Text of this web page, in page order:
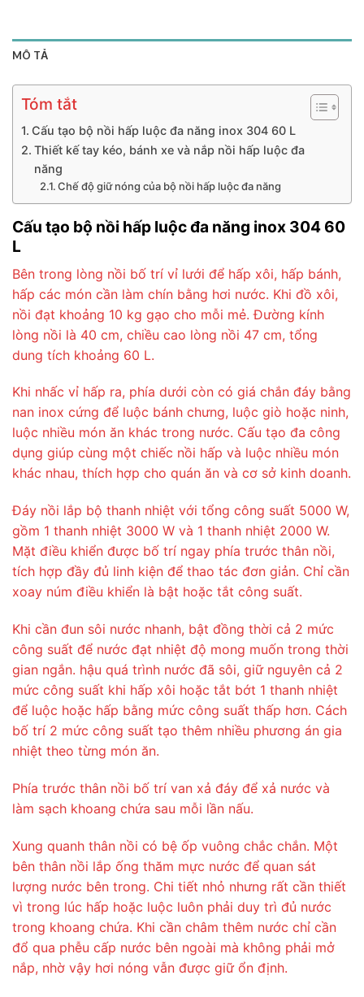
MÔ TẢ
Tóm tắt
Cấu tạo bộ nồi hấp luộc đa năng inox 304 60 L
Thiết kế tay kéo, bánh xe và nắp nồi hấp luộc đa
năng
Chế độ giữ nóng của bộ nồi hấp luộc đa năng
Cấu tạo bộ nồi hấp luộc đa năng inox 304 60
L
Bên trong lòng nồi bố trí vỉ lưới để hấp xôi, hấp bánh,
hấp các món cần làm chín bằng hơi nước. Khi đồ xôi,
nồi đạt khoảng 10 kg gạo cho mỗi mẻ. Đường kính
lòng nồi là 40 cm, chiều cao lòng nồi 47 cm, tổng
dung tích khoảng 60 L.
Khi nhấc vỉ hấp ra, phía dưới còn có giá chắn đáy bằng
nan inox cứng để luộc bánh chưng, luộc giò hoặc ninh,
luộc nhiều món ăn khác trong nước. Cấu tạo đa công
dụng giúp cùng một chiếc nồi hấp và luộc nhiều món
khác nhau, thích hợp cho quán ăn và cơ sở kinh doanh.
Đáy nồi lắp bộ thanh nhiệt với tổng công suất 5000 W,
gồm 1 thanh nhiệt 3000 W và 1 thanh nhiệt 2000 W.
Mặt điều khiển được bố trí ngay phía trước thân nồi,
tích hợp đầy đủ linh kiện để thao tác đơn giản. Chỉ cần
xoay núm điều khiển là bật hoặc tắt công suất.
Khi cần đun sôi nước nhanh, bật đồng thời cả 2 mức
công suất để nước đạt nhiệt độ mong muốn trong thời
gian ngắn. hậu quá trình nước đã sôi, giữ nguyên cả 2
mức công suất khi hấp xôi hoặc tắt bớt 1 thanh nhiệt
để luộc hoặc hấp bằng mức công suất thấp hơn. Cách
bố trí 2 mức công suất tạo thêm nhiều phương án gia
nhiệt theo từng món ăn.
Phía trước thân nồi bố trí van xả đáy để xả nước và
làm sạch khoang chứa sau mỗi lần nấu.
Xung quanh thân nồi có bệ ốp vuông chắc chắn. Một
bên thân nồi lắp ống thăm mực nước để quan sát
lượng nước bên trong. Chi tiết nhỏ nhưng rất cần thiết
vì trong lúc hấp hoặc luộc luôn phải duy trì đủ nước
trong khoang chứa. Khi cần châm thêm nước chỉ cần
đổ qua phễu cấp nước bên ngoài mà không phải mở
nắp, nhờ vậy hơi nóng vẫn được giữ ổn định.